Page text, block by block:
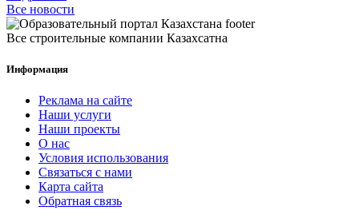
Все новости
Все строительные компании Казахсатна
Информация
Реклама на сайте
Наши услуги
Наши проекты
О нас
Условия использования
Связаться с нами
Карта сайта
Обратная связь